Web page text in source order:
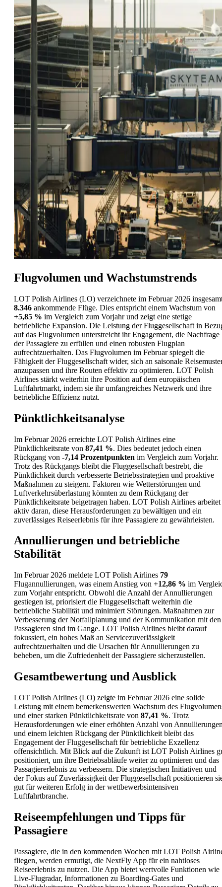
Flugvolumen und Wachstumstrends
LOT Polish Airlines (LO) verzeichnete im Februar 2026
8.346 ankommende Flüge. Dies entspricht einem Wachstum von
+5,85 % im Vergleich zum Vorjahr und zeigt eine stetige
betriebliche Expansion. Die Leistung der Fluggesellschaft in
auf das Flugvolumen unterstreicht ihr Engagement, die Nachfrage
der Passagiere zu erfüllen und einen robusten Flugplan
aufrechtzuerhalten. Das Flugvolumen im Februar spiegelt die
Fähigkeit der Fluggesellschaft wider, sich an saisonale
anzupassen und ihre Routen effektiv zu optimieren. LOT Polish
Airlines stärkt weiterhin ihre Position auf dem europäischen
Luftfahrtmarkt, indem sie ihr umfangreiches Netzwerk und ihre
betriebliche Effizienz nutzt.
Pünktlichkeitsanalyse
Im Februar 2026 erreichte LOT Polish Airlines eine
Pünktlichkeitsrate von 87,41 %. Dies bedeutet jedoch einen
Rückgang von -7,14 Prozentpunkten im Vergleich zum Vorjahr.
Trotz des Rückgangs bleibt die Fluggesellschaft bestrebt, die
Pünktlichkeit durch verbesserte Betriebsstrategien und proaktive
Maßnahmen zu steigern. Faktoren wie Wetterstörungen und
Luftverkehrsüberlastung könnten zu dem Rückgang der
Pünktlichkeitsrate beigetragen haben. LOT Polish Airlines arbeitet
aktiv daran, diese Herausforderungen zu bewältigen und ein
zuverlässiges Reiseerlebnis für ihre Passagiere zu gewährleisten.
Annullierungen und betriebliche
Stabilität
Im Februar 2026 meldete LOT Polish Airlines 79
Flugannullierungen, was einem Anstieg von +12,86 % im
zum Vorjahr entspricht. Obwohl die Anzahl der Annullierungen
gestiegen ist, priorisiert die Fluggesellschaft weiterhin die
betriebliche Stabilität und minimiert Störungen. Maßnahmen zur
Verbesserung der Notfallplanung und der Kommunikation mit den
Passagieren sind im Gange. LOT Polish Airlines bleibt darauf
fokussiert, ein hohes Maß an Servicezuverlässigkeit
aufrechtzuerhalten und die Ursachen für Annullierungen zu
beheben, um die Zufriedenheit der Passagiere sicherzustellen.
Gesamtbewertung und Ausblick
LOT Polish Airlines (LO) zeigte im Februar 2026 eine solide
Leistung mit einem bemerkenswerten Wachstum des
und einer starken Pünktlichkeitsrate von 87,41 %. Trotz
Herausforderungen wie einer erhöhten Anzahl von
und einem leichten Rückgang der Pünktlichkeit bleibt das
Engagement der Fluggesellschaft für betriebliche Exzellenz
offensichtlich. Mit Blick auf die Zukunft ist LOT Polish Airlines
positioniert, um ihre Betriebsabläufe weiter zu optimieren und das
Passagiererlebnis zu verbessern. Die strategischen Initiativen und
der Fokus auf Zuverlässigkeit der Fluggesellschaft positionieren
gut für weiteren Erfolg in der wettbewerbsintensiven
Luftfahrtbranche.
Reiseempfehlungen und Tipps für
Passagiere
Passagiere, die in den kommenden Wochen mit LOT Polish
fliegen, werden ermutigt, die NextFly App für ein nahtloses
Reiseerlebnis zu nutzen. Die App bietet wertvolle Funktionen wie
Live-Flugradar, Informationen zu Boarding-Gates und